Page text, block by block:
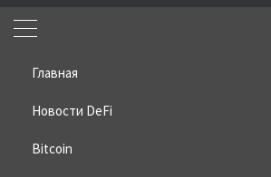
Главная
Новости DeFi
Bitcoin
Home»Bitcoin